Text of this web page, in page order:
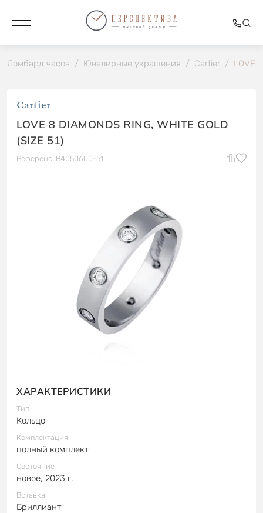
Ломбард часов / Ювелирные украшения / Cartier / LOVE
Cartier
LOVE 8 DIAMONDS RING, WHITE GOLD
(SIZE 51)
Референс: B4050600-51
ХАРАКТЕРИСТИКИ
Тип
Кольцо
Комплектация
полный комплект
Состояние
новое, 2023 г.
Вставка
Бриллиант